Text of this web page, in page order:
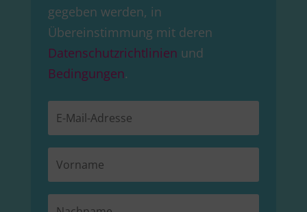
gegeben werden, in
Übereinstimmung mit deren
Datenschutzrichtlinien und
Bedingungen.